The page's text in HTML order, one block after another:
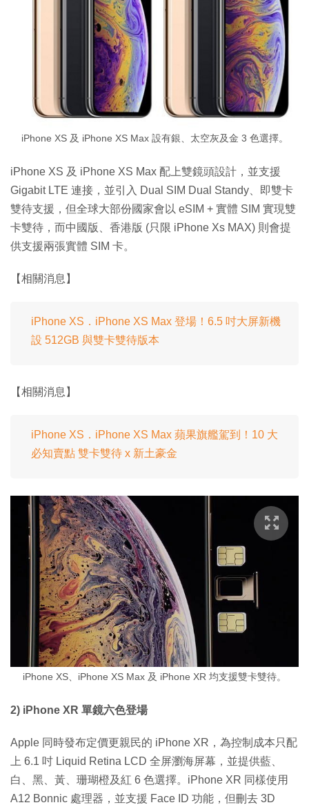
iPhone XS 及 iPhone XS Max 設有銀、太空灰及金 3 色選擇。
iPhone XS 及 iPhone XS Max 配上雙鏡頭設計，並支援
Gigabit LTE 連接，並引入 Dual SIM Dual Standy、即雙卡
雙待支援，但全球大部份國家會以 eSIM + 實體 SIM 實現雙
卡雙待，而中國版、香港版 (只限 iPhone Xs MAX) 則會提
供支援兩張實體 SIM 卡。
【相關消息】
iPhone XS．iPhone XS Max 登場！6.5 吋大屏新機
設 512GB 與雙卡雙待版本
【相關消息】
iPhone XS．iPhone XS Max 蘋果旗艦駕到！10 大
必知賣點 雙卡雙待 x 新土豪金
iPhone XS、iPhone XS Max 及 iPhone XR 均支援雙卡雙待。
2) iPhone XR 單鏡六色登場
Apple 同時發布定價更親民的 iPhone XR，為控制成本只配
上 6.1 吋 Liquid Retina LCD 全屏瀏海屏幕，並提供藍、
白、黑、黃、珊瑚橙及紅 6 色選擇。iPhone XR 同樣使用
A12 Bonnic 處理器，並支援 Face ID 功能，但刪去 3D